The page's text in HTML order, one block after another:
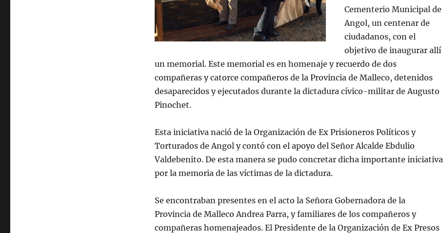
Cementerio Municipal de
Angol, un centenar de
ciudadanos, con el
objetivo de inaugurar allí
un memorial. Este memorial es en homenaje y recuerdo de dos
compañeras y catorce compañeros de la Provincia de Malleco, detenidos
desaparecidos y ejecutados durante la dictadura cívico-militar de Augusto
Pinochet.
Esta iniciativa nació de la Organización de Ex Prisioneros Políticos y
Torturados de Angol y contó con el apoyo del Señor Alcalde Ebdulio
Valdebenito. De esta manera se pudo concretar dicha importante iniciativa
por la memoria de las víctimas de la dictadura.
Se encontraban presentes en el acto la Señora Gobernadora de la
Provincia de Malleco Andrea Parra, y familiares de los compañeros y
compañeras homenajeados. El Presidente de la Organización de Ex Presos